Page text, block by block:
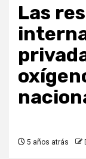
Las
5 años atrás